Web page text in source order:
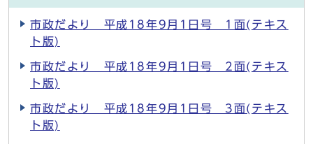
市政だより 平成18年9月1日号 1面(テキス
ト版)
市政だより 平成18年9月1日号 2面(テキス
ト版)
市政だより 平成18年9月1日号 3面(テキス
ト版)